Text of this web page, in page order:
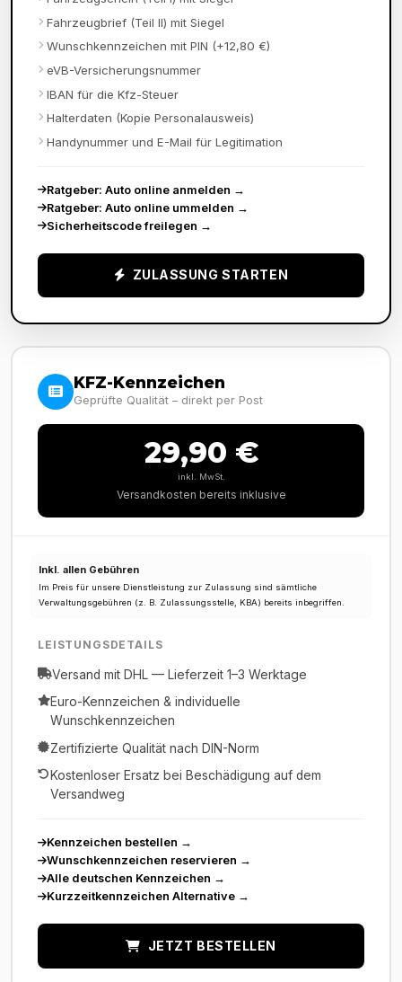
Fahrzeugbrief (Teil II) mit Siegel
Wunschkennzeichen mit PIN (+12,80 €)
eVB-Versicherungsnummer
IBAN für die Kfz-Steuer
Halterdaten (Kopie Personalausweis)
Handynummer und E-Mail für Legitimation
Ratgeber: Auto online anmelden →
Ratgeber: Auto online ummelden →
Sicherheitscode freilegen →
ZULASSUNG STARTEN
KFZ-Kennzeichen
Geprüfte Qualität – direkt per Post
29,90 €
inkl. MwSt.
Versandkosten bereits inklusive
Inkl. allen Gebühren
Im Preis für unsere Dienstleistung zur Zulassung sind sämtliche
Verwaltungsgebühren (z. B. Zulassungsstelle, KBA) bereits inbegriffen.
LEISTUNGSDETAILS
Versand mit DHL — Lieferzeit 1–3 Werktage
Euro-Kennzeichen & individuelle
Wunschkennzeichen
Zertifizierte Qualität nach DIN-Norm
Kostenloser Ersatz bei Beschädigung auf dem
Versandweg
Kennzeichen bestellen →
Wunschkennzeichen reservieren →
Alle deutschen Kennzeichen →
Kurzzeitkennzeichen Alternative →
JETZT BESTELLEN